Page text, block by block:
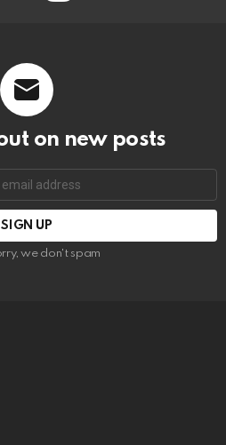
on new posts
we don't spam